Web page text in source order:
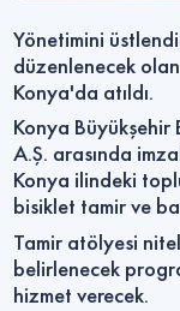
Yönetimini
düzenlenecek
Konya'da atıldı.
Konya Büyükşehir
A.Ş. arasında
Konya ilindeki
bisiklet tamir ve
Tamir atölyesi
belirlenecek
hizmet verecek.